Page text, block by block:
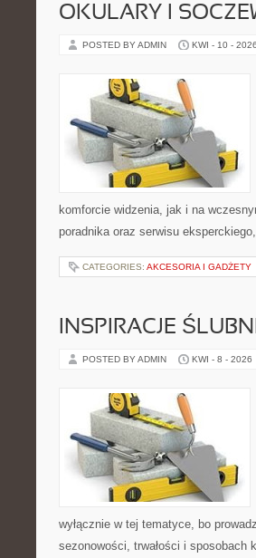
OKULARY I
POSTED BY ADMIN KWI - 10 - 2026
komforcie widzenia, jak i na
poradnika oraz serwisu
CATEGORIES: AKCESORIA I GADŻETY
INSPIRACJE
POSTED BY ADMIN KWI - 8 - 2026
wyłącznie w tej tematyce, bo
sezonowości, trwałości i sposobach